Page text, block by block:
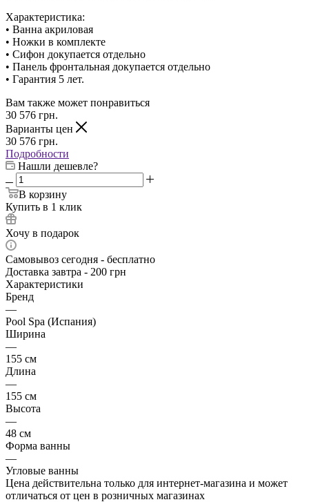
Характеристика:
• Ванна акриловая
• Ножки в комплекте
• Сифон докупается отдельно
• Панель фронтальная докупается отдельно
• Гарантия 5 лет.
Вам также может понравиться
30 576 грн.
Варианты цен
30 576 грн.
Подробности
Нашли дешевле?
В корзину
Купить в 1 клик
Хочу в подарок
Самовывоз сегодня - бесплатно
Доставка завтра - 200 грн
Характеристики
Бренд
—
Pool Spa (Испания)
Ширина
—
155 см
Длина
—
155 см
Высота
—
48 см
Форма ванны
—
Угловые ванны
Цена действительна только для интернет-магазина и может
отличаться от цен в розничных магазинах